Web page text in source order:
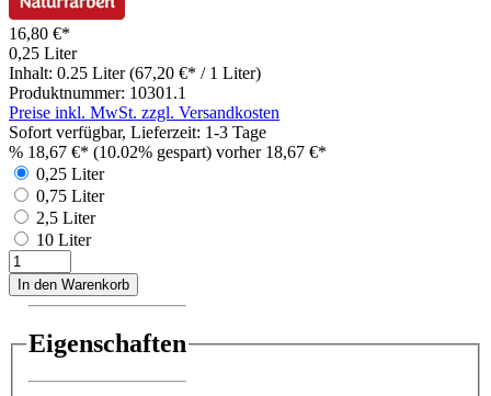
16,80 €*
0,25 Liter
Inhalt: 0.25 Liter (67,20 €* / 1 Liter)
Produktnummer: 10301.1
Preise inkl. MwSt. zzgl. Versandkosten
Sofort verfügbar, Lieferzeit: 1-3 Tage
% 18,67 €* (10.02% gespart) vorher 18,67 €*
0,25 Liter
0,75 Liter
2,5 Liter
10 Liter
In den Warenkorb
Eigenschaften